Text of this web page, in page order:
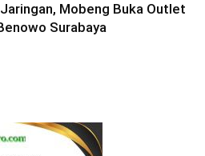
Mobeng Buka Outlet
Surabaya